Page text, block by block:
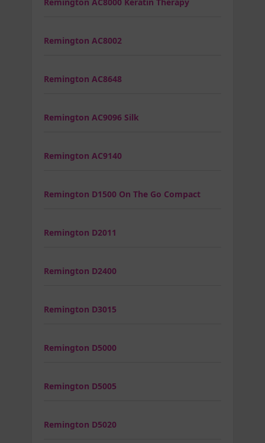
Remington AC8002
Remington AC8648
Remington AC9096 Silk
Remington AC9140
Remington D1500 On The Go Compact
Remington D2011
Remington D2400
Remington D3015
Remington D5000
Remington D5005
Remington D5020